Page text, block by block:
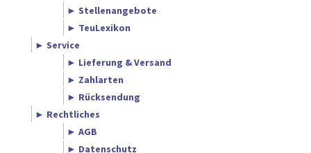
► Stellenangebote
► TeuLexikon
► Service
► Lieferung & Versand
► Zahlarten
► Rücksendung
► Rechtliches
► AGB
► Datenschutz